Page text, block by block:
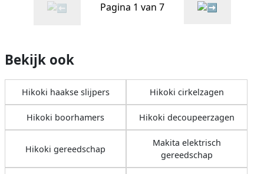
Pagina 1 van 7
Bekijk ook
Hikoki haakse slijpers Hikoki cirkelzagen
Hikoki boorhamers Hikoki decoupeerzagen
Hikoki gereedschap
Makita elektrisch
gereedschap